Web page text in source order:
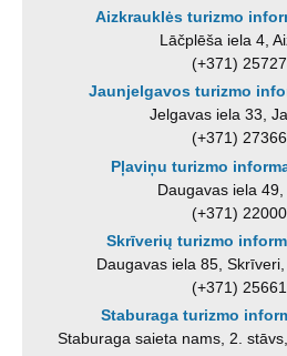
Aizkrauklės turizmo
Lāčplēša iela 4,
(+371)
Jaunjelgavos turizmo
Jelgavas iela 33,
(+371)
Pļaviņu turizmo
Daugavas iela
(+371)
Skrīverių turizmo
Daugavas iela 85,
(+371)
Staburaga turizmo
Staburaga saieta nams, 2.